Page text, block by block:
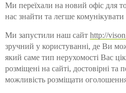
Ми переїхали на новий офіс для
нас знайти та легше
Ми запустили наш сайт http://
зручний у користуванні, де Ви
який саме тип нерухомості Вас
розміщені на сайті, достовірні та
можливість розміщати